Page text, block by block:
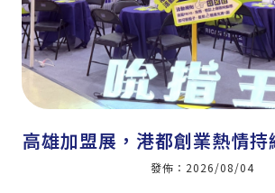
高雄加盟展，港都創業熱情持
炸雞加盟｜炸雞店加盟｜雞排
發佈：2026/08/04